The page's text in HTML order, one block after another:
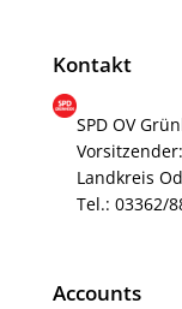
Kontakt
SPD OV
Landkreis
Tel.: 03362/
Accounts